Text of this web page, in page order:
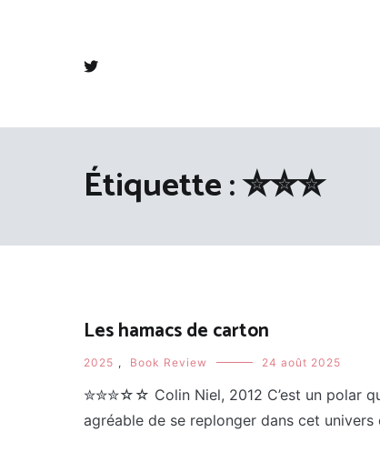
Étiquette :✮✮✮
Les hamacs de carton
2025 , Book Review 24 août 2025
✮✮✮☆☆ Colin Niel, 2012 C’est un polar qui
agréable de se replonger dans cet